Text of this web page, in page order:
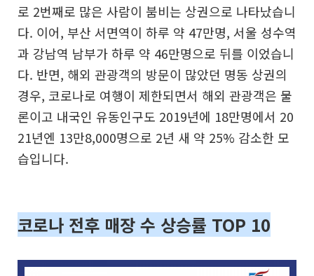
로 2번째로 많은 사람이 붐비는 상권으로 나타났습니
다. 이어, 부산 서면역이 하루 약 47만명, 서울 성수역
과 강남역 남부가 하루 약 46만명으로 뒤를 이었습니
다. 반면, 해외 관광객의 방문이 많았던 명동 상권의
경우, 코로나로 여행이 제한되면서 해외 관광객은 물
론이고 내국인 유동인구도 2019년에 18만명에서 20
21년엔 13만8,000명으로 2년 새 약 25% 감소한 모
습입니다.
코로나 전후 매장 수 상승률 TOP 10